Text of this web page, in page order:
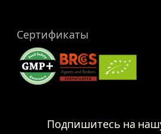
Сертификаты
Подпишитесь на